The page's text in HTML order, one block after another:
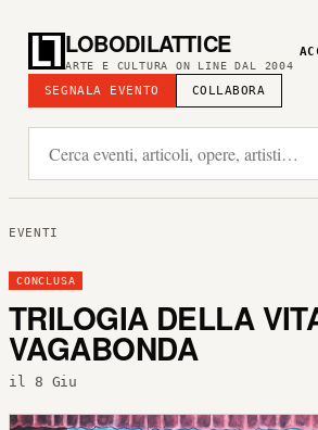
LOBODILATTICE
ARTE E CULTURA ON LINE DAL 2004
SEGNALA EVENTO COLLABORA
EVENTI
CONCLUSA
TRILOGIA DELLA
VAGABONDA
il 8 Giu